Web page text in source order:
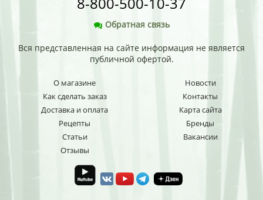
Обратная связь
Вся представленная на сайте информация не является
публичной офертой.
О магазине
Как сделать заказ
Доставка и оплата
Рецепты
Статьи
Отзывы
Новости
Контакты
Карта сайта
Бренды
Вакансии